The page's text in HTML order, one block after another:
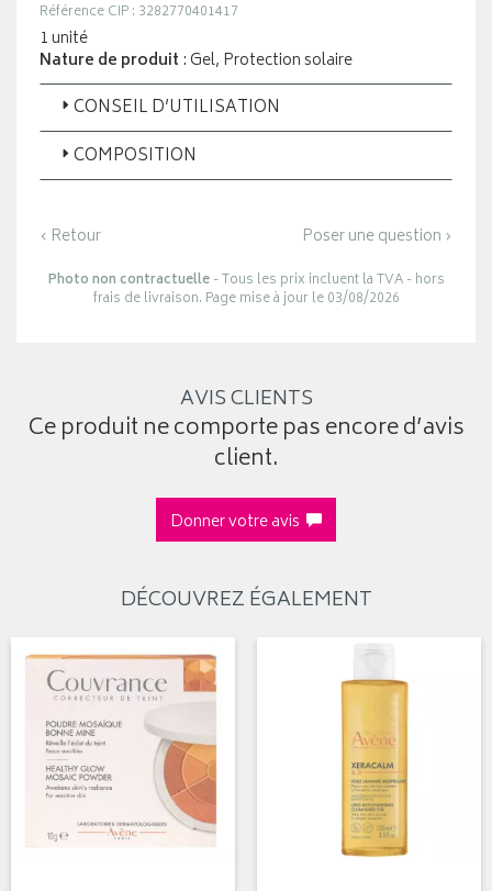
Référence CIP : 3282770401417
1 unité
Nature de produit : Gel, Protection solaire
CONSEIL D’UTILISATION
COMPOSITION
‹ Retour Poser une question ›
Photo non contractuelle- Tous les prix incluent la TVA - hors
frais de livraison. Page mise à jour le 03/08/2026
AVIS CLIENTS
Ce produit ne comporte pas encore d’avis
client.
Donner votre avis
DÉCOUVREZ ÉGALEMENT